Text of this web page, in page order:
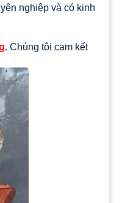
nghiệp và có kinh
. Chúng tôi cam kết